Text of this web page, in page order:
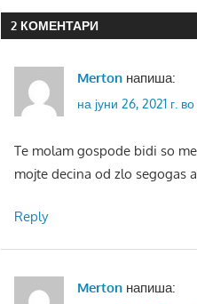
напис
2 КОМЕНТАРИ
Merton напиша:
на јуни 26, 2021 г.
Te molam gospode bidi so
mojte decina od zlo segogas
Reply
Merton напиша: